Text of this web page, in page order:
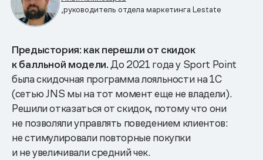
,руководитель отдела маркетинга Lestate
Предыстория: как перешли от скидок
к балльной модели.До 2021 года у Sport Point
была скидочная программа лояльности на 1С
(сетью JNS мы на тот момент еще не владели).
Решили отказаться от скидок, потому что они
не позволяли управлять поведением клиентов:
не стимулировали повторные покупки
и не увеличивали средний чек.